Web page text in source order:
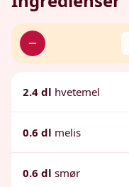
2.4 dl hvetemel
0.6 dl melis
0.6 dl smør